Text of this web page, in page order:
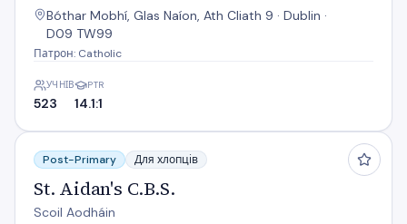
Bóthar Mobhí, Glas Naíon, Ath Cliath 9 · Dublin ·
D09 TW99
Патрон: Catholic
УЧНІВ
523
PTR
14.1:1
St. Aidan's C.B.S.
Post-Primary Для хлопців
St. Aidan's C.B.S.
Scoil Aodháin